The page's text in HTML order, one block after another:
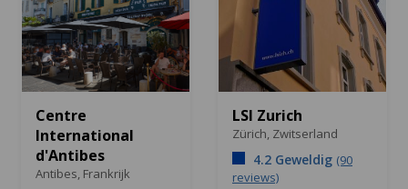
Centre
International
d'Antibes
Antibes, Frankrijk
LSI Zurich
Zürich, Zwitserland
4.2 Geweldig (90
reviews)